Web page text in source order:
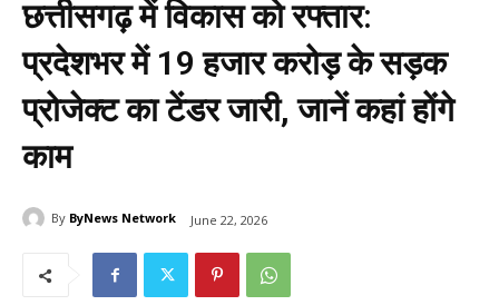
छत्तीसगढ़ में विकास को रफ्तार:
प्रदेशभर में 19 हजार करोड़ के सड़क
प्रोजेक्ट का टेंडर जारी, जानें कहां होंगे
काम
By ByNews Network June 22, 2026